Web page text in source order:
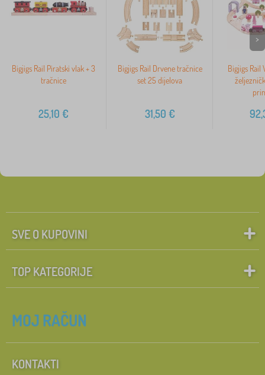
Bigjigs Rail Piratski vlak + 3
tračnice
25,10 €
Bigjigs Rail Drvene tračnice
set 25 dijelova
31,50 €
Bigjigs Rail
>
SVE O KUPOVINI
TOP KATEGORIJE
MOJ RAČUN
KONTAKTI